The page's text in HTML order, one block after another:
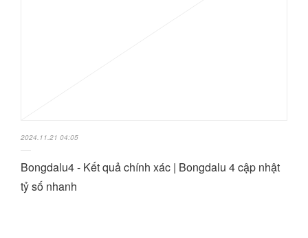
2024.11.21 04:05
Bongdalu4 - Kết quả chính xác | Bongdalu 4 cập nhật
tỷ số nhanh